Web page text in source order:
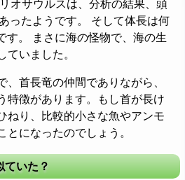
オサウルスは、分析の結果、頭
ったようです。 そして体長は何
す。 まさに海の怪物で、海の生
ていました。
、首長竜の仲間でありながら、
特徴があります。もし首が長け
ねり、比較的小さな魚やアンモ
になったのでしょう。
ていた？